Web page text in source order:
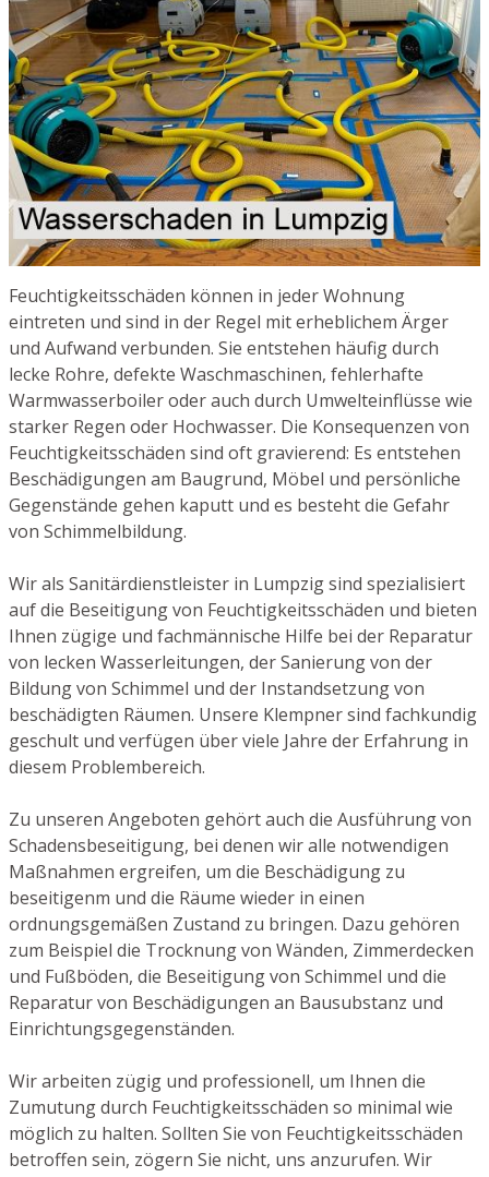
Feuchtigkeitsschäden können in jeder Wohnung
eintreten und sind in der Regel mit erheblichem Ärger
und Aufwand verbunden. Sie entstehen häufig durch
lecke Rohre, defekte Waschmaschinen, fehlerhafte
Warmwasserboiler oder auch durch Umwelteinflüsse wie
starker Regen oder Hochwasser. Die Konsequenzen von
Feuchtigkeitsschäden sind oft gravierend: Es entstehen
Beschädigungen am Baugrund, Möbel und persönliche
Gegenstände gehen kaputt und es besteht die Gefahr
von Schimmelbildung.
Wir als Sanitärdienstleister in Lumpzig sind spezialisiert
auf die Beseitigung von Feuchtigkeitsschäden und bieten
Ihnen zügige und fachmännische Hilfe bei der Reparatur
von lecken Wasserleitungen, der Sanierung von der
Bildung von Schimmel und der Instandsetzung von
beschädigten Räumen. Unsere Klempner sind fachkundig
geschult und verfügen über viele Jahre der Erfahrung in
diesem Problembereich.
Zu unseren Angeboten gehört auch die Ausführung von
Schadensbeseitigung, bei denen wir alle notwendigen
Maßnahmen ergreifen, um die Beschädigung zu
beseitigenm und die Räume wieder in einen
ordnungsgemäßen Zustand zu bringen. Dazu gehören
zum Beispiel die Trocknung von Wänden, Zimmerdecken
und Fußböden, die Beseitigung von Schimmel und die
Reparatur von Beschädigungen an Bausubstanz und
Einrichtungsgegenständen.
Wir arbeiten zügig und professionell, um Ihnen die
Zumutung durch Feuchtigkeitsschäden so minimal wie
möglich zu halten. Sollten Sie von Feuchtigkeitsschäden
betroffen sein, zögern Sie nicht, uns anzurufen. Wir